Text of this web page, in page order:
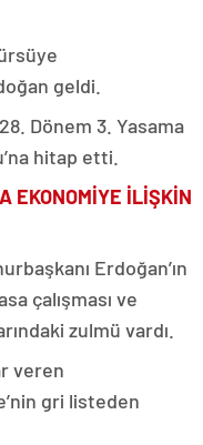
geldi.
Dönem 3. Yasama
hitap etti.
EKONOMİYE İLİŞKİN
Erdoğan’ın
çalışması ve
zulmü vardı.
veren
gri listeden